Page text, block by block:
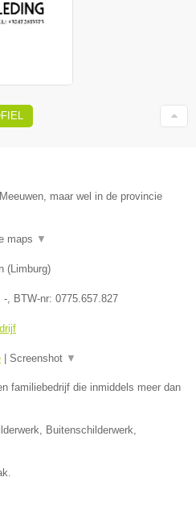
maar wel in de provincie
maps ▼
(Limburg)
-, BTW-nr: 0775.657.827
Screenshot ▼
familiebedrijf die inmiddels meer dan
Buitenschilderwerk,